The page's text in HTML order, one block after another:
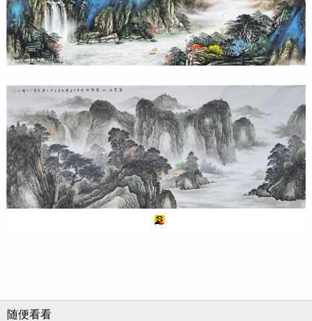
随便看看